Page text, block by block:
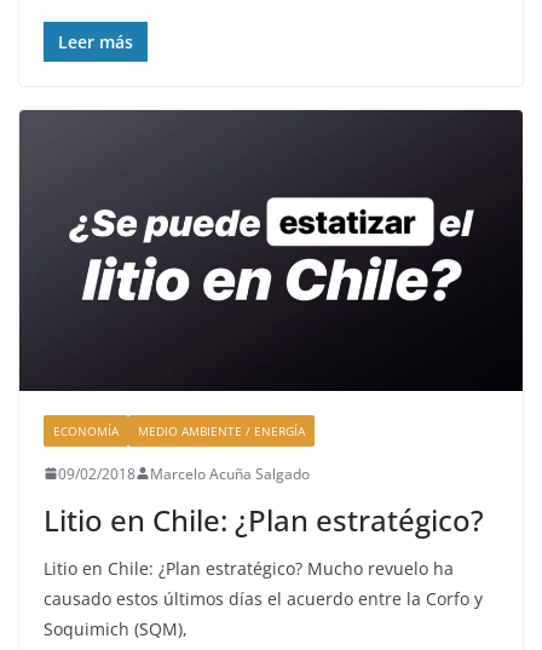
Leer más
ECONOMÍA MEDIO AMBIENTE / ENERGÍA
09/02/2018 Marcelo Acuña Salgado
Litio en Chile: ¿Plan estratégico?
Litio en Chile: ¿Plan estratégico? Mucho revuelo ha
causado estos últimos días el acuerdo entre la Corfo y
Soquimich (SQM),